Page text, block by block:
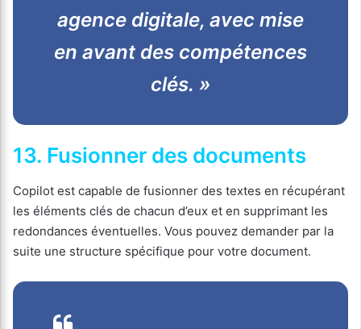
agence digitale, avec mise
en avant des compétences
clés. »
13. Fusionner des documents
Copilot est capable de fusionner des textes en récupérant
les éléments clés de chacun d’eux et en supprimant les
redondances éventuelles. Vous pouvez demander par la
suite une structure spécifique pour votre document.